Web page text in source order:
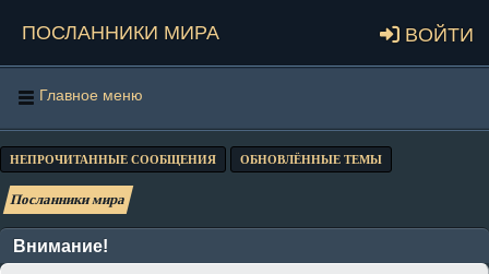
Посланники мира Войти
Главное меню
НЕПРОЧИТАННЫЕ СООБЩЕНИЯ ОБНОВЛЁННЫЕ ТЕМЫ
Посланники мира
Внимание!